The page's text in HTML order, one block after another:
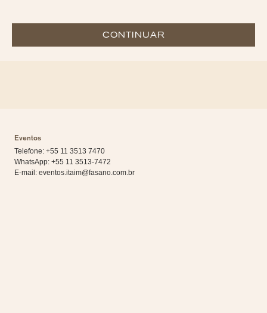
CONTINUAR
Eventos
Telefone: +55 11 3513 7470
WhatsApp: +55 11 3513-7472
E-mail: eventos.itaim@fasano.com.br